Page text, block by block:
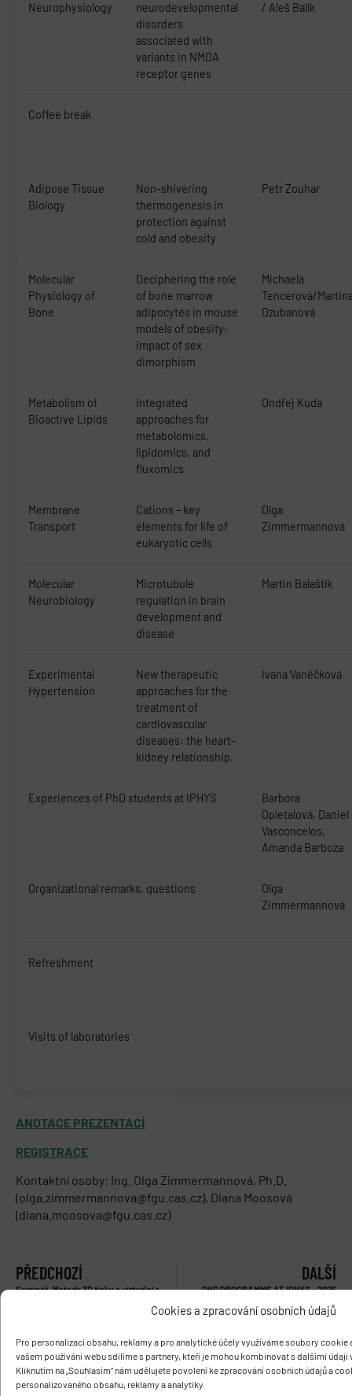
Cookies a zpracování osobních údajů
Pro personalizaci obsahu, reklamy a pro analytické účely využíváme soubory cookie
vašem používání webu sdílíme s partnery, kteří je mohou kombinovat s dalšími údaji
Kliknutím na „Souhlasím“ nám udělujete povolení ke zpracování osobních údajů a
personalizovaného obsahu, reklamy a analytiky.
Neurophysiology
neurodevelopmental
disorders
associated with
variants in NMDA
receptor genes
/ Aleš Balík
Coffee break
Adipose Tissue
Biology
Non-shivering
thermogenesis in
protection against
cold and obesity
Petr Zouhar
Molecular
Physiology of
Bone
Deciphering the role
of bone marrow
adipocytes in mouse
models of obesity:
impact of sex
dimorphism
Michaela
Tencerová/
Dzubanová
Metabolism of
Bioactive Lipids
Integrated
approaches for
metabolomics,
lipidomics, and
fluxomics
Ondřej Kuda
Membrane
Transport
Cations – key
elements for life of
eukaryotic cells
Olga
Zimmermannová
Molecular
Neurobiology
Microtubule
regulation in brain
development and
disease
Martin Balaštík
Experimental
Hypertension
New therapeutic
approaches for the
treatment of
cardiovascular
diseases: the heart-
kidney relationship.
Ivana Vaněčková
Experiences of PhD students at IPHYS
Barbora
Opletalová, Daniel
Vasconcelos,
Amanda Barboza
Organizational remarks, questions
Olga
Zimmermannová
Refreshment
Visits of laboratories
ANOTACE PREZENTACÍ
REGISTRACE
Kontaktní osoby: Ing. Olga Zimmermannová, Ph.D.
(olga.zimmermannova@fgu.cas.cz), Diana Moosová
(diana.moosova@fgu.cas.cz)
PŘEDCHOZÍ
Seminář „Metody 3D tisku a virtuální realita v předoperačním plánovaní“
DALŠÍ
PHD PROGRAMME AT IPHYS – 2025